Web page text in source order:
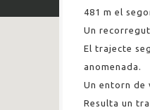
481 m el
Un
El trajecte
anomenada.
Un entorn de
Resulta un